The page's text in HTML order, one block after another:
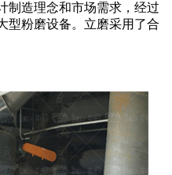
制造理念和市场需求，经过
型粉磨设备。立磨采用了合